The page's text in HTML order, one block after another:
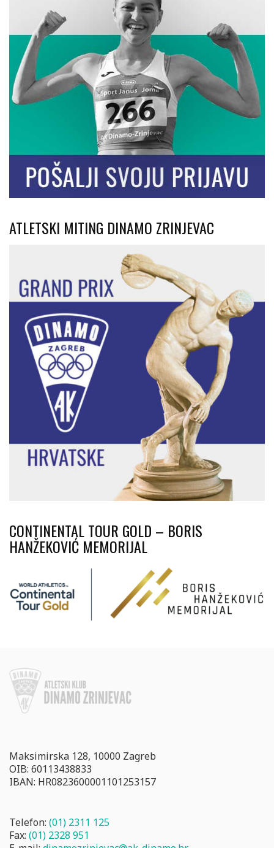
ATLETSKI MITING DINAMO ZRINJEVAC
CONTINENTAL TOUR GOLD – BORIS
HANŽEKOVIĆ MEMORIJAL
Maksimirska 128, 10000 Zagreb
OIB: 60113438833
IBAN: HR0823600001101253157
Telefon: (01) 2311 125
Fax: (01) 2328 951